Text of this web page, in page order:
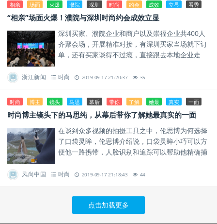
相亲 场面 火爆 濮院 深圳 时尚 约会 成效 立显 看秀
“相亲”场面火爆！濮院与深圳时尚约会成效立显
深圳买家、濮院企业和商户以及崇福企业共400人
齐聚会场，开展精准对接，有深圳买家当场就下订
单，还有买家谈得不过瘾，直接跟去本地企业走
浙江新闻 时尚 2019-09-17 21:20:37 35
时尚 博主 镜头 马思 幕后 带你 了解 她最 真实 一面
时尚博主镜头下的马思纯，从幕后带你了解她最真实的一面
在谈到众多视频的拍摄工具之中，伦思博为何选择
了口袋灵眸，伦思博介绍说，口袋灵眸小巧可以方
便他一路携带，人脸识别和追踪可以帮助他精确捕
风尚中国 时尚 2019-09-17 21:18:43 44
点击加载更多